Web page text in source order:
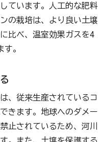
ています。人工的な肥料
の栽培は、より良い土壌
比べ、温室効果ガスを4
。
、従来生産されているコ
きます。地球へのダメー
止されているため、河川